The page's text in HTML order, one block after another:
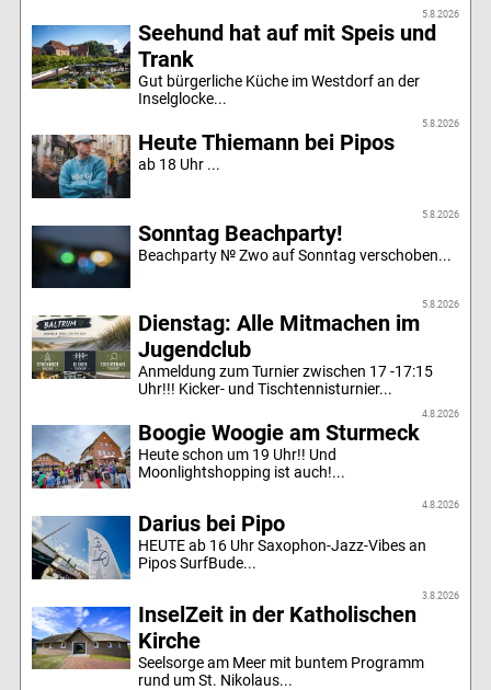
5.8.2026
Seehund hat auf mit Speis und
Trank
Gut bürgerliche Küche im Westdorf an der
Inselglocke...
5.8.2026
Heute Thiemann bei Pipos
ab 18 Uhr ...
5.8.2026
Sonntag Beachparty!
Beachparty № Zwo auf Sonntag verschoben...
5.8.2026
Dienstag: Alle Mitmachen im
Jugendclub
Anmeldung zum Turnier zwischen 17 -17:15
Uhr!!! Kicker- und Tischtennisturnier...
4.8.2026
Boogie Woogie am Sturmeck
Heute schon um 19 Uhr!! Und
Moonlightshopping ist auch!...
4.8.2026
Darius bei Pipo
HEUTE ab 16 Uhr Saxophon-Jazz-Vibes an
Pipos SurfBude...
3.8.2026
InselZeit in der Katholischen
Kirche
Seelsorge am Meer mit buntem Programm
rund um St. Nikolaus...